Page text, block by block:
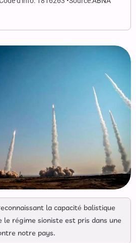
la capacité balistique
le régime sioniste est pris dans une
notre pays.